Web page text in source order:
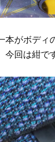
本がボディ
今回は紺で